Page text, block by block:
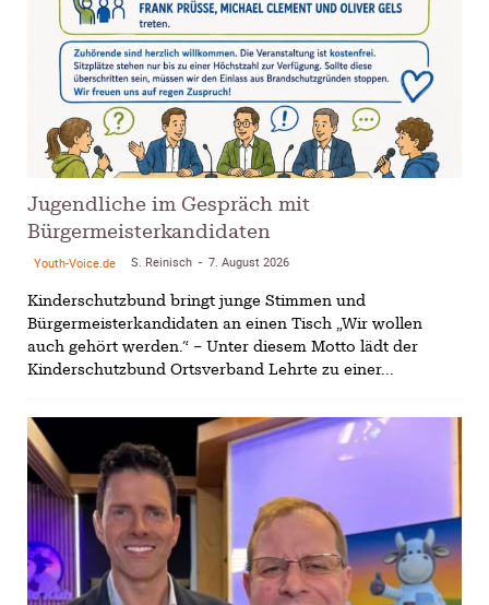
Jugendliche im Gespräch mit
Bürgermeisterkandidaten
Youth-Voice.de S. Reinisch - 7. August 2026
Kinderschutzbund bringt junge Stimmen und
Bürgermeisterkandidaten an einen Tisch „Wir wollen
auch gehört werden.“ – Unter diesem Motto lädt der
Kinderschutzbund Ortsverband Lehrte zu einer...